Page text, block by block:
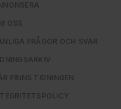
OSS
FRÅGOR OCH SVAR
FINNS TIDNINGEN